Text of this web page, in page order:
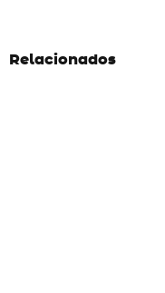
Relacionados